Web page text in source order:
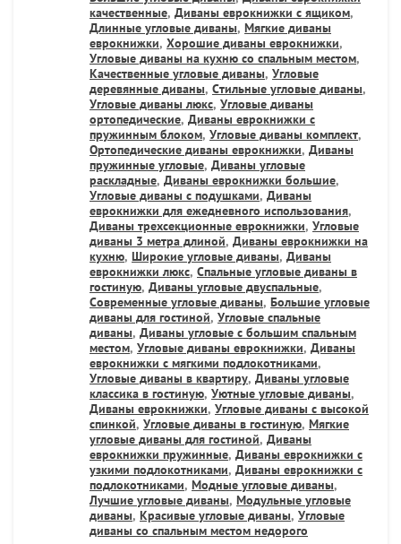
качественные, Диваны еврокнижки с ящиком,
Длинные угловые диваны, Мягкие диваны
еврокнижки, Хорошие диваны еврокнижки,
Угловые диваны на кухню со спальным местом,
Качественные угловые диваны, Угловые
деревянные диваны, Стильные угловые диваны,
Угловые диваны люкс, Угловые диваны
ортопедические, Диваны еврокнижки с
пружинным блоком, Угловые диваны комплект,
Ортопедические диваны еврокнижки, Диваны
пружинные угловые, Диваны угловые
раскладные, Диваны еврокнижки большие,
Угловые диваны с подушками, Диваны
еврокнижки для ежедневного использования,
Диваны трехсекционные еврокнижки, Угловые
диваны 3 метра длиной, Диваны еврокнижки на
кухню, Широкие угловые диваны, Диваны
еврокнижки люкс, Спальные угловые диваны в
гостиную, Диваны угловые двуспальные,
Современные угловые диваны, Большие угловые
диваны для гостиной, Угловые спальные
диваны, Диваны угловые с большим спальным
местом, Угловые диваны еврокнижки, Диваны
еврокнижки с мягкими подлокотниками,
Угловые диваны в квартиру, Диваны угловые
классика в гостиную, Уютные угловые диваны,
Диваны еврокнижки, Угловые диваны с высокой
спинкой, Угловые диваны в гостиную, Мягкие
угловые диваны для гостиной, Диваны
еврокнижки пружинные, Диваны еврокнижки с
узкими подлокотниками, Диваны еврокнижки с
подлокотниками, Модные угловые диваны,
Лучшие угловые диваны, Модульные угловые
диваны, Красивые угловые диваны, Угловые
диваны со спальным местом недорого